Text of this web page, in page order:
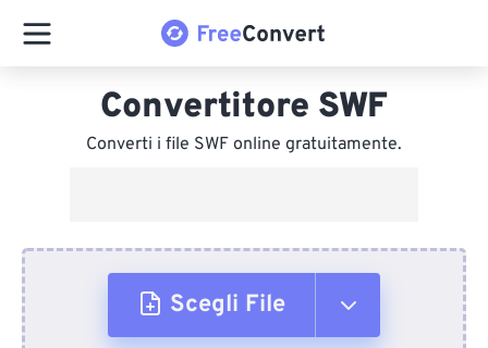
Convertitore SWF
Converti i file SWF online gratuitamente.
Scegli File